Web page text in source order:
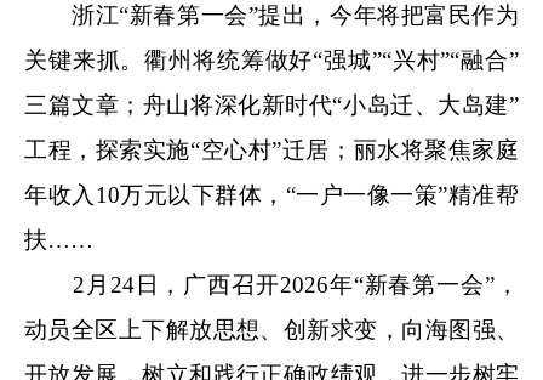
浙江“新春第一会”提出，今年将把富民作为
关键来抓。衢州将统筹做好“强城”“兴村”“融合”
三篇文章；舟山将深化新时代“小岛迁、大岛建”
工程，探索实施“空心村”迁居；丽水将聚焦家庭
年收入10万元以下群体，“一户一像一策”精准帮
扶……
2月24日，广西召开2026年“新春第一会”，
动员全区上下解放思想、创新求变，向海图强、
开放发展，树立和践行正确政绩观，进一步树牢